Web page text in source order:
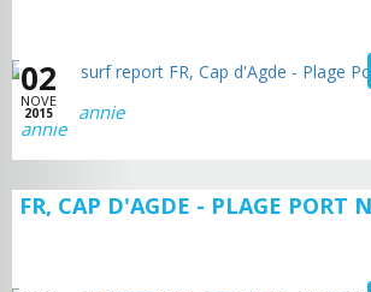
02
NOVE
2015
annie
FR, CAP D'AGDE - PLAGE PORT